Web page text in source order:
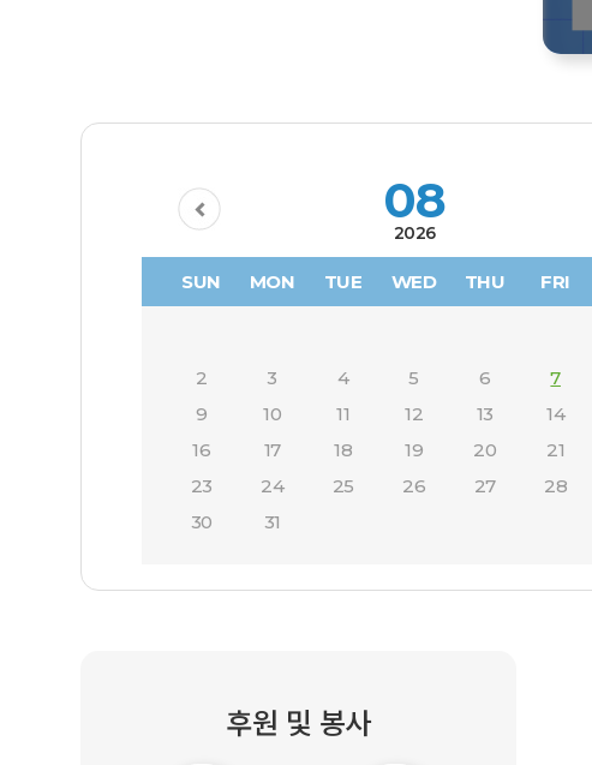
08
2026
SUN MON TUE WED THU FRI
2
3 4 5 6 7
9
10 11 12 13 14
16
17 18 19 20 21
23
24 25 26 27 28
30
31
후원 및 봉사